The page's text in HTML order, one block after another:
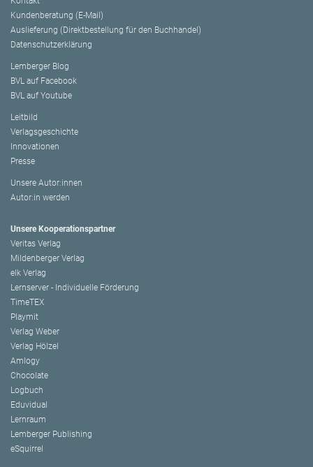
Kundenberatung (E-Mail)
Auslieferung (Direktbestellung für den Buchhandel)
Datenschutzerklärung
Lemberger Blog
BVL auf Facebook
BVL auf Youtube
Leitbild
Verlagsgeschichte
Innovationen
Presse
Unsere Autor:innen
Autor:in werden
Unsere Kooperationspartner
Veritas Verlag
Mildenberger Verlag
elk Verlag
Lernserver - Individuelle Förderung
TimeTEX
Playmit
Verlag Weber
Verlag Hölzel
Amlogy
Chocolate
Logbuch
Eduvidual
Lernraum
Lemberger Publishing
eSquirrel